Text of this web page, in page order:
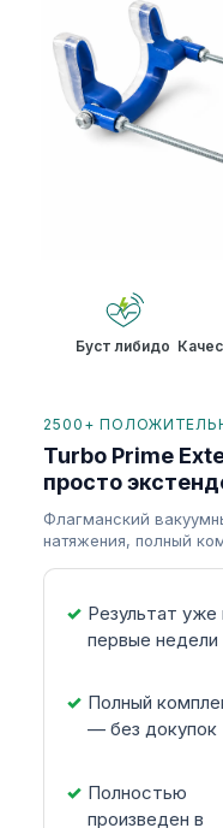
Буст либидо
2500+
Turbo Prime
просто
Флагманский
натяжения, полный
Результат уже
первые недели
Полный
— без докупок
Полностью
произведен в